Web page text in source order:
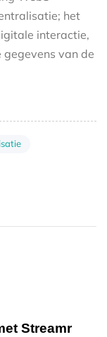
het
interactie,
van de
Streamr